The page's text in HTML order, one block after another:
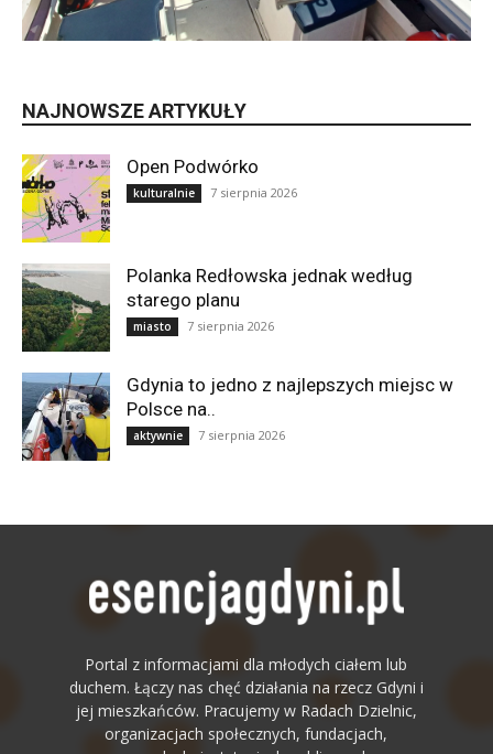
NAJNOWSZE ARTYKUŁY
Open Podwórko
kulturalnie 7 sierpnia 2026
Polanka Redłowska jednak według
starego planu
miasto 7 sierpnia 2026
Gdynia to jedno z najlepszych miejsc w
Polsce na..
aktywnie 7 sierpnia 2026
Portal z informacjami dla młodych ciałem lub
duchem. Łączy nas chęć działania na rzecz Gdyni i
jej mieszkańców. Pracujemy w Radach Dzielnic,
organizacjach społecznych, fundacjach,